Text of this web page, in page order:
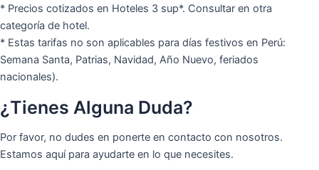
* Precios cotizados en Hoteles 3 sup*. Consultar en otra
categoría de hotel.
* Estas tarifas no son aplicables para días festivos en Perú:
Semana Santa, Patrias, Navidad, Año Nuevo, feriados
nacionales).
¿Tienes Alguna Duda?
Por favor, no dudes en ponerte en contacto con nosotros.
Estamos aquí para ayudarte en lo que necesites.